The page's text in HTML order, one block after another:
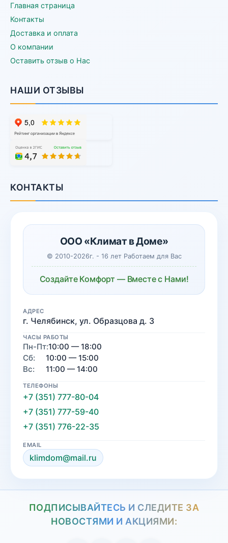
Главная страница
Контакты
Доставка и оплата
О компании
Оставить отзыв о Нас
НАШИ ОТЗЫВЫ
КОНТАКТЫ
ООО «Климат в Доме»
© 2010-2026г. - 16 лет Работаем для Вас
Создайте Комфорт — Вместе с Нами!
АДРЕС
г. Челябинск, ул. Образцова д. 3
ЧАСЫ РАБОТЫ
Пн-Пт:10:00 — 18:00
Сб:
10:00 — 15:00
Вс:
11:00 — 14:00
ТЕЛЕФОНЫ
+7 (351) 777-80-04
+7 (351) 777-59-40
+7 (351) 776-22-35
EMAIL
klimdom@mail.ru
ПОДПИСЫВАЙТЕСЬ И СЛЕДИТЕ ЗА
НОВОСТЯМИ И АКЦИЯМИ: